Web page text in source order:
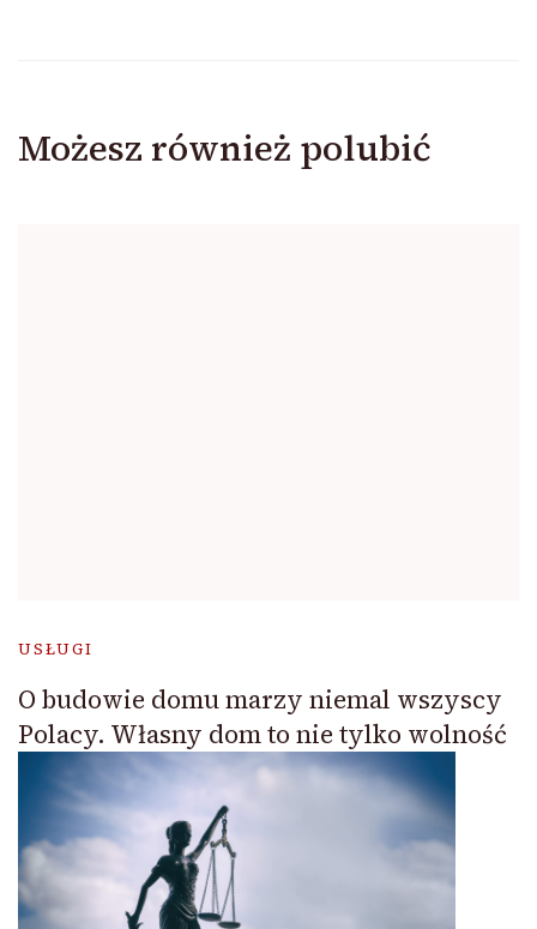
Możesz również polubić
USŁUGI
O budowie domu marzy niemal wszyscy
Polacy. Własny dom to nie tylko wolność